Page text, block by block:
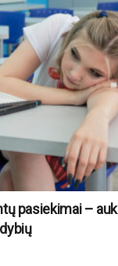
pasiekimai –